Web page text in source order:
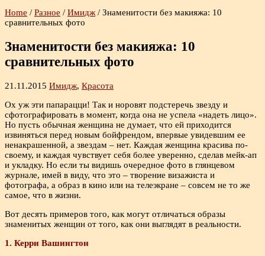
Home / Разное / Имидж / Знаменитости без макияжа: 10
сравнительных фото
Знаменитости без макияжа: 10
сравнительных фото
21.11.2015 Имидж, Красота
Ох уж эти папарацци! Так и норовят подстеречь звезду и
сфотографировать в момент, когда она не успела «надеть лицо».
Но пусть обычная женщина не думает, что ей приходится
извиняться перед новым бойфрендом, впервые увидевшим ее
ненакрашенной, а звездам – нет. Каждая женщина красива по-
своему, и каждая чувствует себя более уверенно, сделав мейк-ап
и укладку. Но если ты видишь очередное фото в глянцевом
журнале, имей в виду, что это – творение визажиста и
фотографа, а образ в кино или на телеэкране – совсем не то же
самое, что в жизни.
Вот десять примеров того, как могут отличаться образы
знаменитых женщин от того, как они выглядят в реальности.
1. Керри Вашингтон